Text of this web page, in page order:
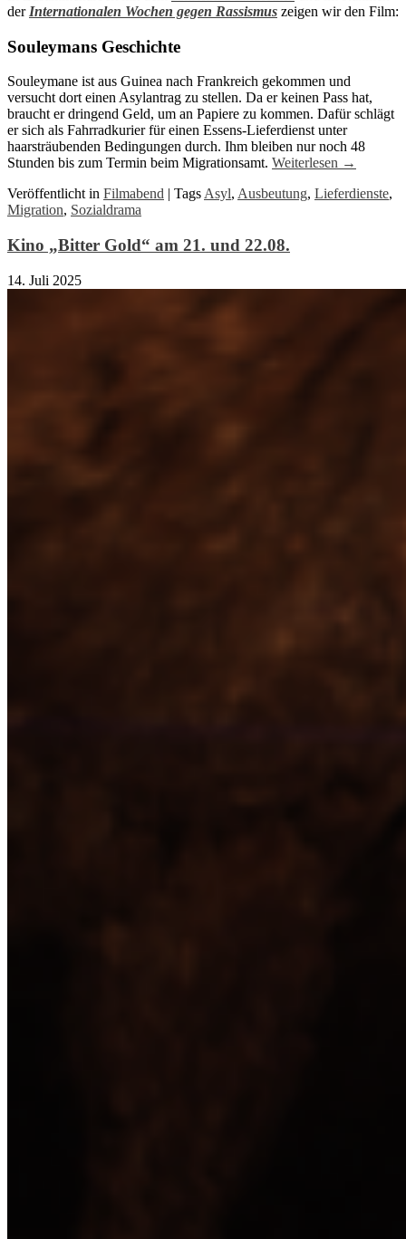
der Internationalen Wochen gegen Rassismus zeigen wir den Film:
Souleymans Geschichte
Souleymane ist aus Guinea nach Frankreich gekommen und
versucht dort einen Asylantrag zu stellen. Da er keinen Pass hat,
braucht er dringend Geld, um an Papiere zu kommen. Dafür schlägt
er sich als Fahrradkurier für einen Essens-Lieferdienst unter
haarsträubenden Bedingungen durch. Ihm bleiben nur noch 48
Stunden bis zum Termin beim Migrationsamt. Weiterlesen →
Veröffentlicht in Filmabend | TagsAsyl, Ausbeutung, Lieferdienste,
Migration, Sozialdrama
Kino „Bitter Gold“ am 21. und 22.08.
14. Juli 2025